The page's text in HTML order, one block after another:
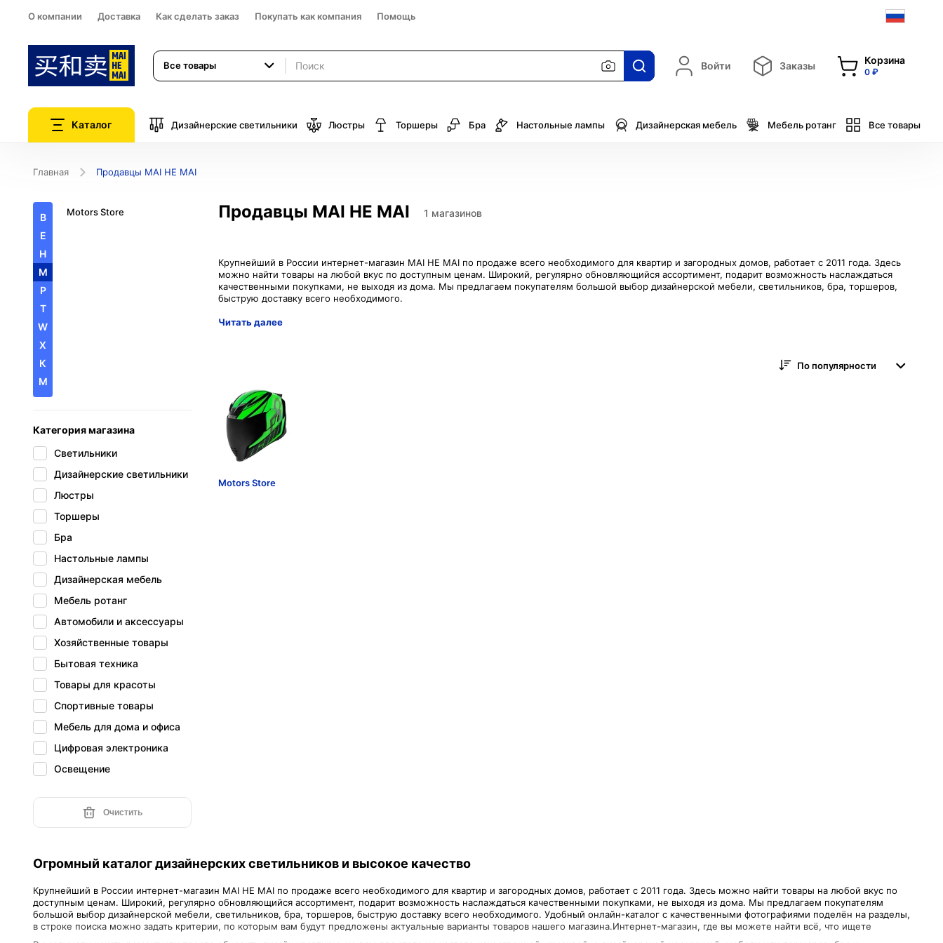
О компании Доставка Как сделать заказ Покупать как компания Помощь
Все товары Войти Заказы Корзина
0 ₽
Каталог Дизайнерские светильники Люстры Торшеры Бра Настольные лампы Дизайнерская мебель Мебель ротанг Все товары
Главная Продавцы MAI HE MAI
B
E
H
M
P
T
W
X
К
М
Motors Store
Категория магазина
Светильники
Дизайнерские светильники
Люстры
Торшеры
Бра
Настольные лампы
Дизайнерская мебель
Мебель ротанг
Автомобили и аксессуары
Хозяйственные товары
Бытовая техника
Товары для красоты
Спортивные товары
Мебель для дома и офиса
Цифровая электроника
Освещение
Очистить
Продавцы MAI HE MAI 1 магазинов
Крупнейший в России интернет-магазин MAI HE MAI по продаже всего необходимого для квартир и загородных домов, работает с 2011 года. Здесь
можно найти товары на любой вкус по доступным ценам. Широкий, регулярно обновляющийся ассортимент, подарит возможность наслаждаться
качественными покупками, не выходя из дома. Мы предлагаем покупателям большой выбор дизайнерской мебели, светильников, бра, торшеров,
Читать далее
По популярности
Motors Store
Огромный каталог дизайнерских светильников и высокое качество
Крупнейший в России интернет-магазин MAI HE MAI по продаже всего необходимого для квартир и загородных домов, работает с 2011 года. Здесь можно найти товары на любой вкус по
доступным ценам. Широкий, регулярно обновляющийся ассортимент, подарит возможность наслаждаться качественными покупками, не выходя из дома. Мы предлагаем покупателям
большой выбор дизайнерской мебели, светильников, бра, торшеров, быструю доставку всего необходимого. Удобный онлайн-каталог с качественными фотографиями поделён на разделы,
в строке поиска можно задать критерии, по которым вам будут предложены актуальные варианты товаров нашего магазина.Интернет-магазин, где вы можете найти всё, что ищете